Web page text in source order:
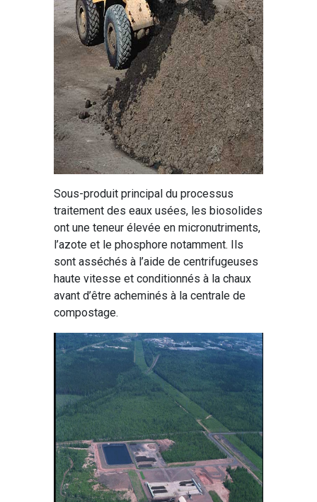
Sous-produit principal du processus
traitement des eaux usées, les biosolides
ont une teneur élevée en micronutriments,
l’azote et le phosphore notamment. Ils
sont asséchés à l’aide de centrifugeuses
haute vitesse et conditionnés à la chaux
avant d’être acheminés à la centrale de
compostage.